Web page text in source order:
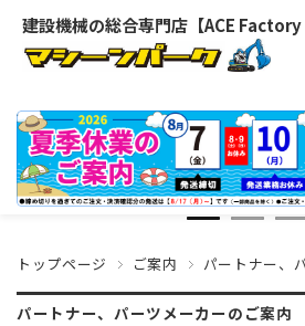
建設機械の総合専門店【ACE Factory
トップページ ご案内 パートナー、
パートナー、パーツメーカーのご案内